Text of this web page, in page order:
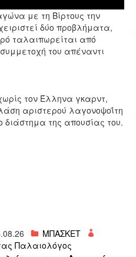
με τη Βίρτους την
δύο προβλήματα,
ταλαιπωρείται από
του απέναντι
τον Έλληνα γκαρντ,
αριστερού λαγονοψοΐτη
διάστημα της απουσίας του.
ΜΠΑΣΚΕΤ
Παλαιολόγος